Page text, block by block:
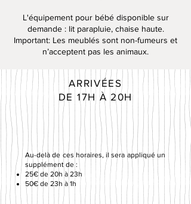
L'équipement pour bébé disponible sur
demande : lit parapluie, chaise haute.
Important: Les meublés sont non-fumeurs et
n’acceptent pas les animaux.
ARRIVÉES
DE 17H À 20H
Au-delà de ces horaires, il sera appliqué un
supplément de :
25€ de 20h à 23h
50€ de 23h à 1h